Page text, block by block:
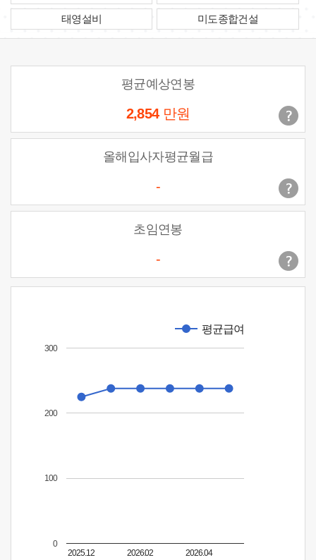
태영설비 미도종합건설
평균예상연봉
2,854 만원
올해입사자평균월급
-
초임연봉
-
평균급여
2025.12
2026.02
2026.04
0
100
200
300